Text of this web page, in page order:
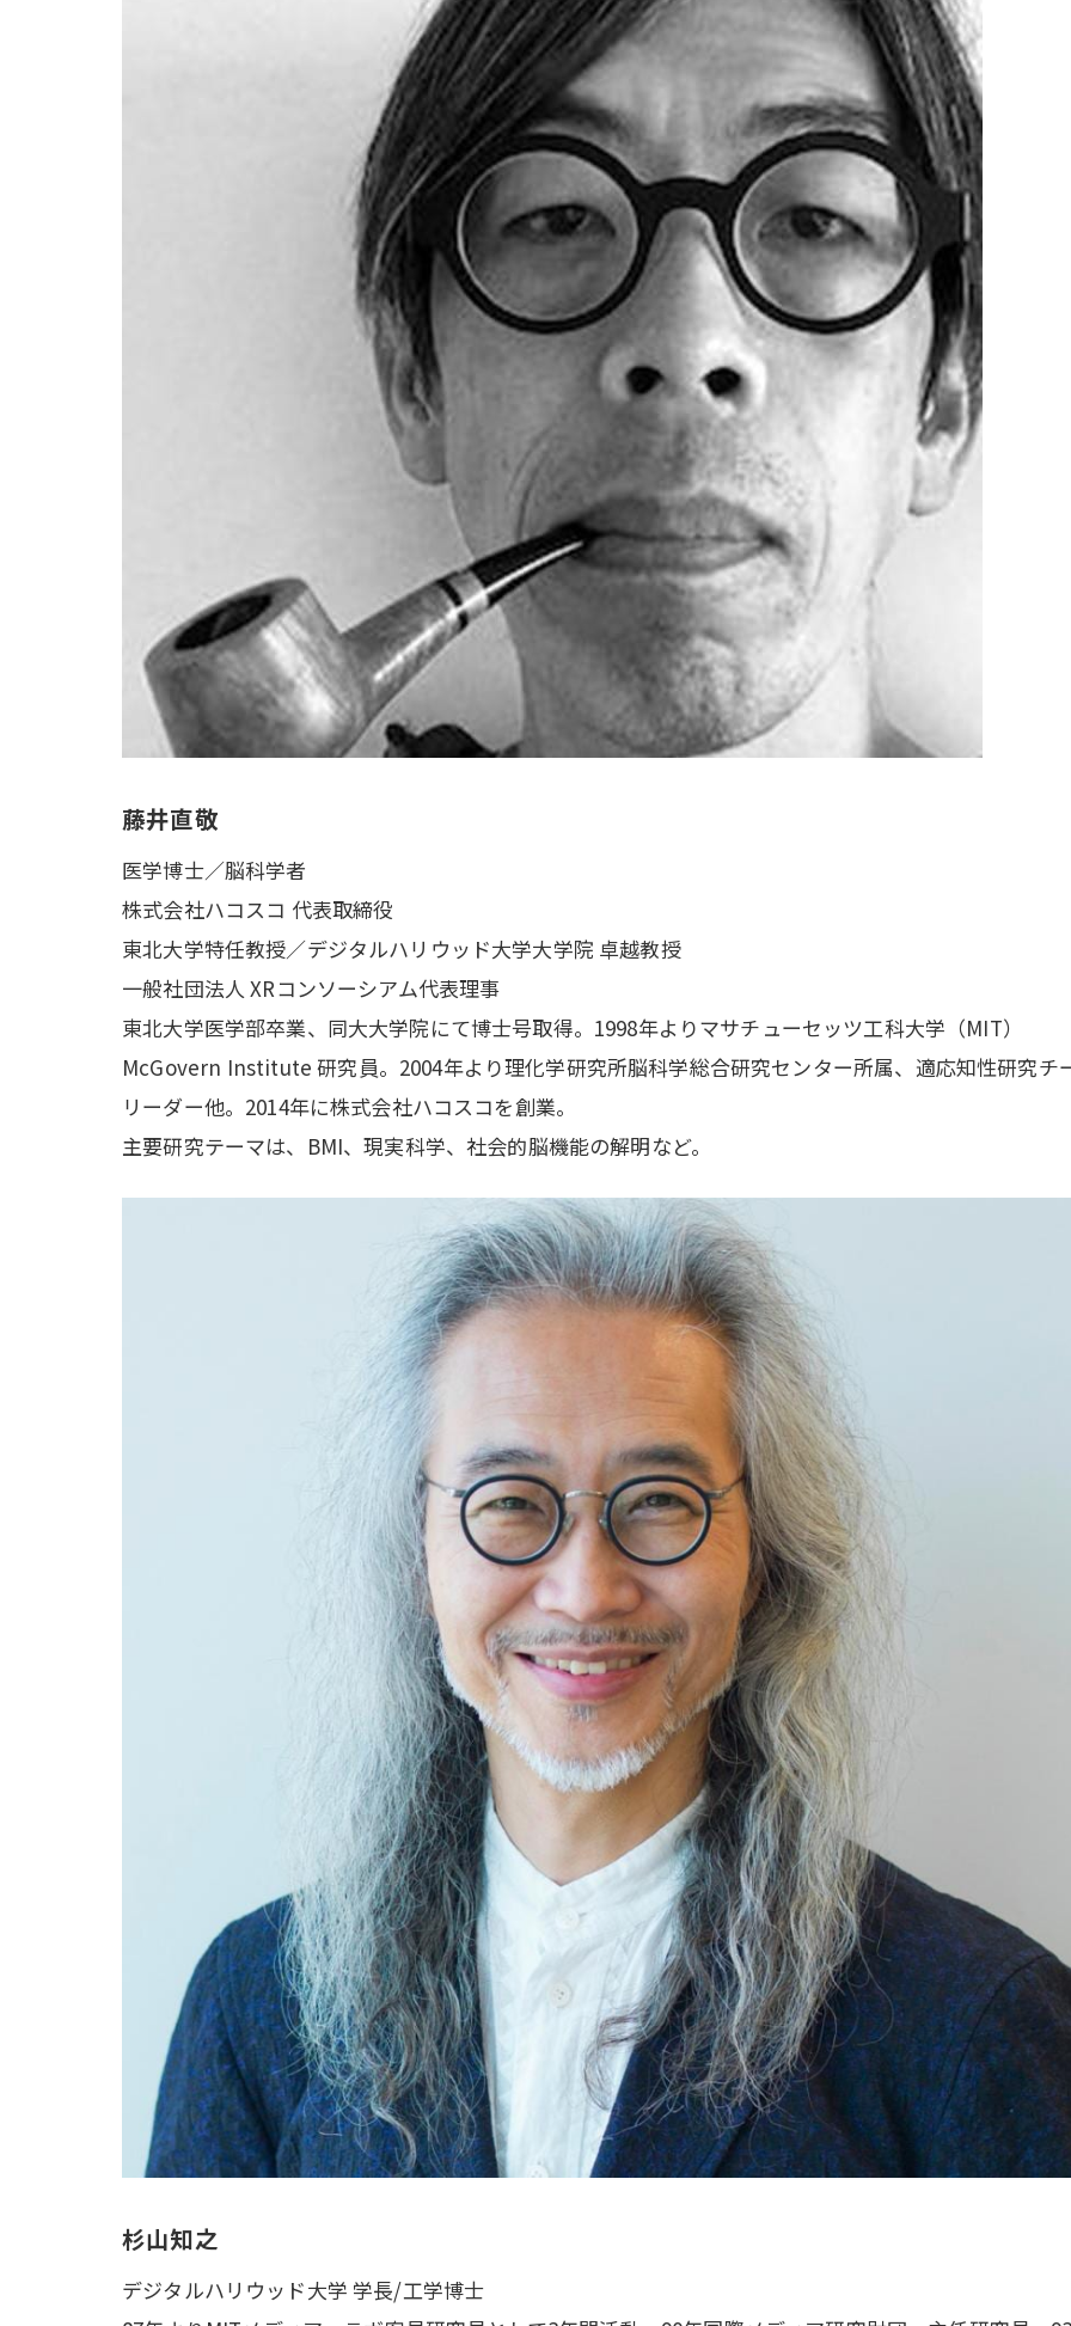
藤井直敬
医学博士／脳科学者
株式会社ハコスコ 代表取締役
東北大学特任教授／デジタルハリウッド大学大学院 卓越教授
一般社団法人 XRコンソーシアム代表理事
東北大学医学部卒業、同大大学院にて博士号取得。1998年よりマサチューセッツ工科大学（MIT）
McGovern Institute 研究員。2004年より理化学研究所脳科学総合研究センター所属、適応知性研究チ
リーダー他。2014年に株式会社ハコスコを創業。
主要研究テーマは、BMI、現実科学、社会的脳機能の解明など。
杉山知之
デジタルハリウッド大学 学長/工学博士